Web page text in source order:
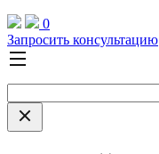
0
Запросить консультацию